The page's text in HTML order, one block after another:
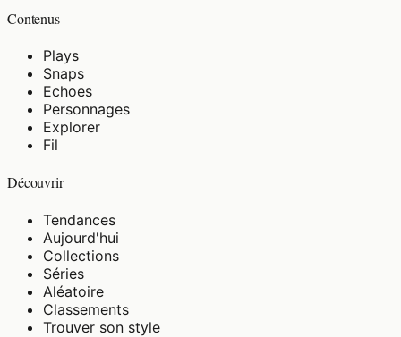
Contenus
Plays
Snaps
Echoes
Personnages
Explorer
Fil
Découvrir
Tendances
Aujourd'hui
Collections
Séries
Aléatoire
Classements
Trouver son style